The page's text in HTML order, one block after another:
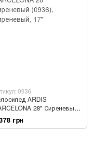
0936
ARDIS
28" Сиреневый
грн